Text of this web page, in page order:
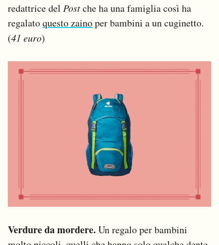
redattrice del Postche ha una famiglia così ha
regalatoquesto zainoper bambini a un cuginetto.
(41 euro)
Verdure da mordere. Un regalo per bambini